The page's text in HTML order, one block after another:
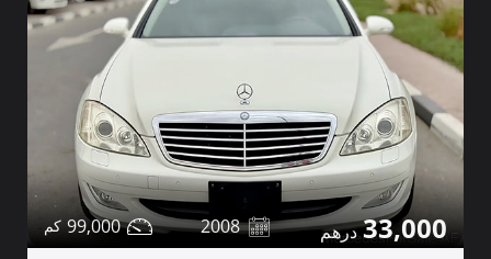
33,000
2008
99,000